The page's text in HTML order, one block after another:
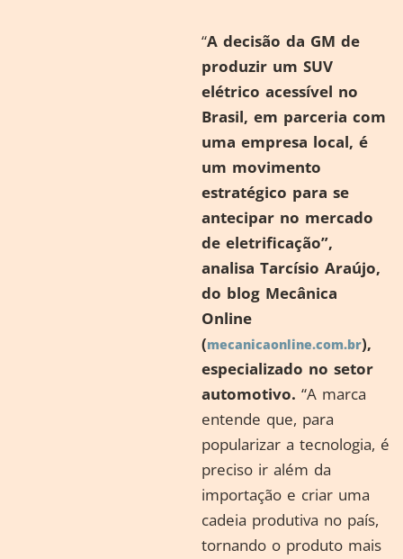
“A decisão da GM de
produzir um SUV
elétrico acessível no
Brasil, em parceria com
uma empresa local, é
um movimento
estratégico para se
antecipar no mercado
de eletrificação”,
analisa Tarcísio Araújo,
do blog Mecânica
Online
(mecanicaonline.com.br),
especializado no setor
automotivo. “A marca
entende que, para
popularizar a tecnologia, é
preciso ir além da
importação e criar uma
cadeia produtiva no país,
tornando o produto mais